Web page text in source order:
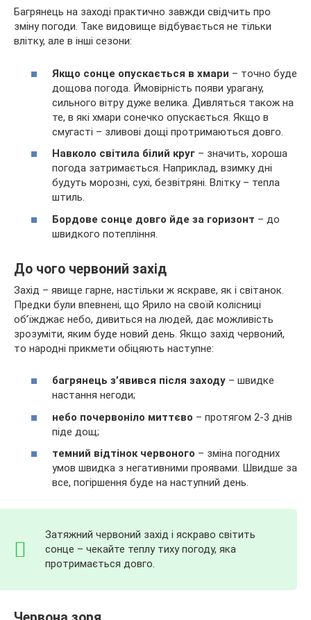
Багрянець на заході практично завжди свідчить про
зміну погоди. Таке видовище відбувається не тільки
влітку, але в інші сезони:
Якщо сонце опускається в хмари – точно буде
дощова погода. Ймовірність появи урагану,
сильного вітру дуже велика. Дивляться також на
те, в які хмари сонечко опускається. Якщо в
смугасті – зливові дощі протримаються довго.
Навколо світила білий круг – значить, хороша
погода затримається. Наприклад, взимку дні
будуть морозні, сухі, безвітряні. Влітку – тепла
штиль.
Бордове сонце довго йде за горизонт – до
швидкого потепління.
До чого червоний захід
Захід – явище гарне, настільки ж яскраве, як і світанок.
Предки були впевнені, що Ярило на своїй колісниці
об’їжджає небо, дивиться на людей, дає можливість
зрозуміти, яким буде новий день. Якщо захід червоний,
то народні прикмети обіцяють наступне:
багрянець з’явився після заходу – швидке
настання негоди;
небо почервоніло миттєво – протягом 2-3 днів
піде дощ;
темний відтінок червоного – зміна погодних
умов швидка з негативними проявами. Швидше за
все, погіршення буде на наступний день.
Затяжний червоний захід і яскраво світить
сонце – чекайте теплу тиху погоду, яка
протримається довго.